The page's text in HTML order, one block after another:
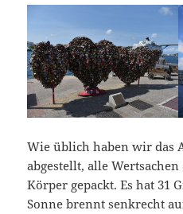
Wie üblich haben wir das
abgestellt, alle
Körper gepackt. Es hat 31
Sonne brennt senkrecht